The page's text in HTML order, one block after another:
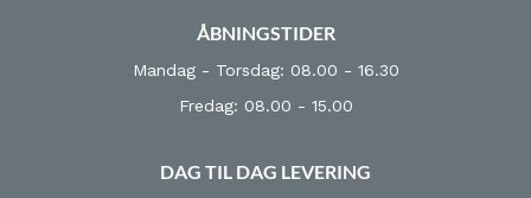
ÅBNINGSTIDER
Mandag - Torsdag: 08.00 - 16.30
Fredag: 08.00 - 15.00
DAG TIL DAG LEVERING